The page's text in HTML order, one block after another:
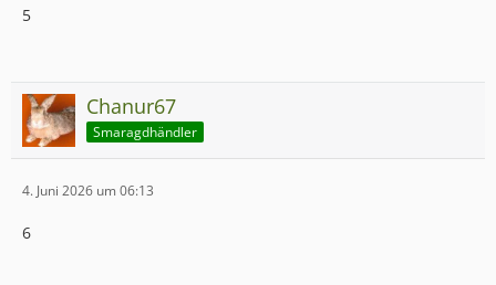
5
Chanur67
Smaragdhändler
4. Juni 2026 um 06:13
6